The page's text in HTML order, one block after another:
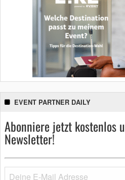
EVENT PARTNER DAILY
Abonniere jetzt kostenlos
Newsletter!